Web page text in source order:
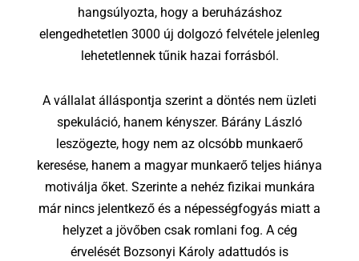
hangsúlyozta,hogy a beruházáshoz
elengedhetetlen 3000 új dolgozó felvétele jelenleg
lehetetlennek tűnik hazai forrásból.
A vállalat álláspontja szerint a döntés nem üzleti
spekuláció, hanem kényszer. Bárány László
leszögezte, hogy nem az olcsóbb munkaerő
keresése, hanem a magyar munkaerő teljes hiánya
motiválja őket. Szerinte a nehéz fizikai munkára
már nincs jelentkező és a népességfogyás miatt a
helyzet a jövőben csak romlani fog. A cég
érvelését Bozsonyi Károly adattudós is